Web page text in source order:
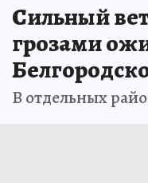
Сильный
грозами
В отдельных